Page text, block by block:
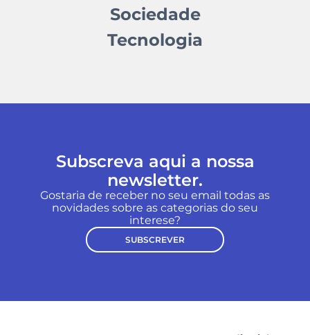
Sociedade
Tecnologia
Subscreva aqui a nossa
newsletter.
Gostaria de receber no seu email todas as
novidades sobre as categorias do seu
interese?
SUBSCREVER